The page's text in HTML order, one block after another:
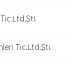
Tic.Ltd.Şti.